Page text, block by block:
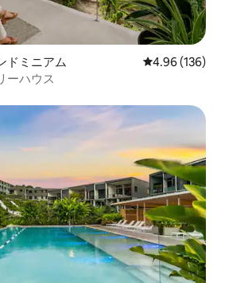
ドミニアム レビュー136
4.96 (136)
ーハウス